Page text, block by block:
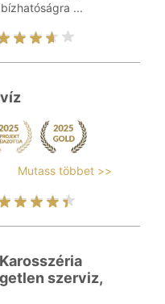
...
Mutass többet >>
szerviz,